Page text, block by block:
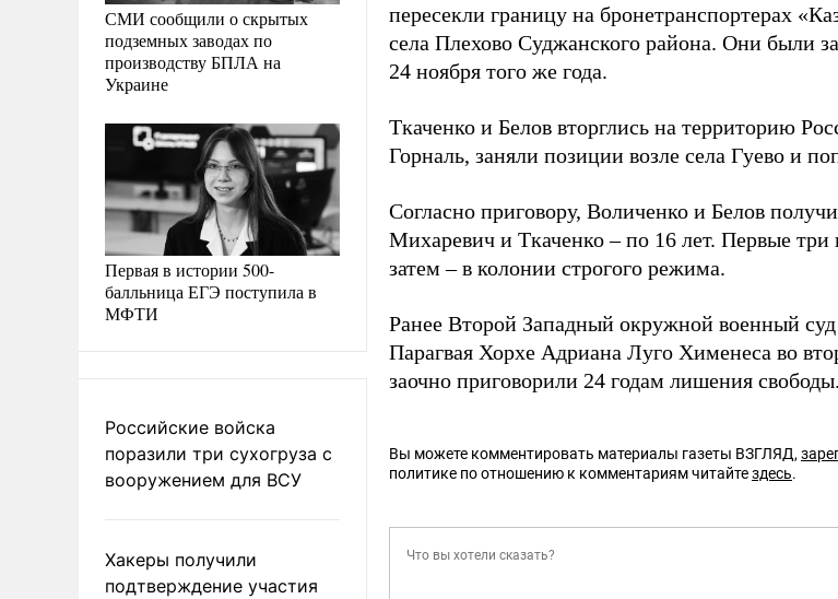
СМИ сообщили о скрытых
подземных заводах по
производству БПЛА на
Украине
Первая в истории 500-
балльница ЕГЭ поступила в
МФТИ
Российские войска
поразили три сухогруза с
вооружением для ВСУ
Хакеры получили
подтверждение участия
пересекли границу на бронетранспортерах
села Плехово Суджанского района. Они были
24 ноября того же года.
Ткаченко и Белов вторглись на территорию
Горналь, заняли позиции возле села Гуево и
Согласно приговору, Воличенко и Белов
Михаревич и Ткаченко – по 16 лет. Первые
затем – в колонии строгого режима.
Ранее Второй Западный окружной военный суд
Парагвая Хорхе Адриана Луго Хименеса во
заочно приговорили 24 годам лишения свободы.
Вы можете комментировать материалы газеты ВЗГЛЯД,
политике по отношению к комментариям читайтездесь.